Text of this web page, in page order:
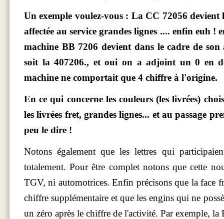
Un exemple voulez-vous : La CC 72056 devient
affectée au service grandes lignes .... enfin euh !
machine BB 7206 devient dans le cadre de
soit la 407206., et oui on a adjoint un 0 en
machine ne comportait que 4 chiffre à l'origine.
En ce qui concerne les couleurs (les livrées)
les livrées fret, grandes lignes... et au passage
peu le dire !
Notons également que les lettres qui
totalement. Pour être complet notons que cette
TGV, ni automotrices. Enfin précisons que la face
chiffre supplémentaire et que les engins qui ne
un zéro après le chiffre de l'activité. Par exemple,